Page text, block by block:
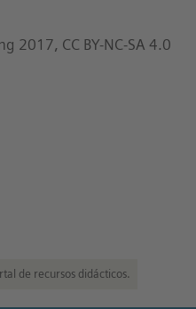
2017, CC BY-NC-SA 4.0
de recursos didácticos.